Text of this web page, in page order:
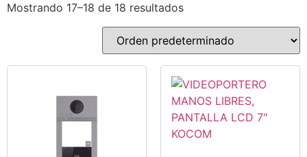
Mostrando 17–18 de 18 resultados